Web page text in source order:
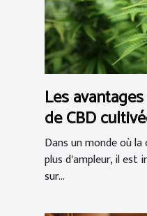
Les
de CBD
Dans un monde où
plus d'ampleur, il est
sur...